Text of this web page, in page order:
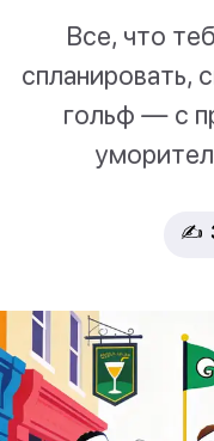
Все, что
спланировать,
гольф — с
✍️